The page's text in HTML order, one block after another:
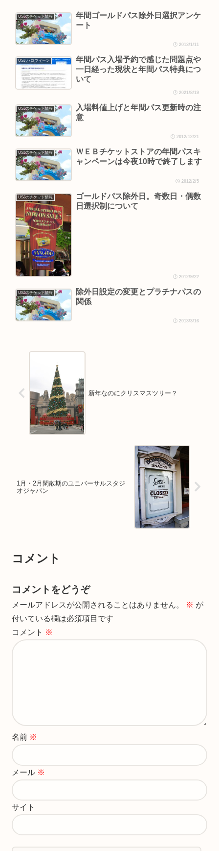
USJのチケット情報
年間ゴールドパス除外日選択アンケ
ート
2013/1/11
USJ ハロウィーン
年間パス入場予約で感じた問題点や
一日経った現状と年間パス特典につ
いて
2021/8/19
USJのチケット情報
入場料値上げと年間パス更新時の注
意
2012/12/21
USJのチケット情報
ＷＥＢチケットストアの年間パスキ
ャンペーンは今夜10時で終了します
2012/2/5
USJのチケット情報
ゴールドパス除外日。奇数日・偶数
日選択制について
2012/9/22
USJのチケット情報
除外日設定の変更とプラチナパスの
関係
2013/3/16
新年なのにクリスマスツリー？
1月・2月閑散期のユニバーサルスタジ
オジャパン
コメント
コメントをどうぞ
メールアドレスが公開されることはありません。 ※ が
付いている欄は必須項目です
コメント ※
名前 ※
メール ※
サイト